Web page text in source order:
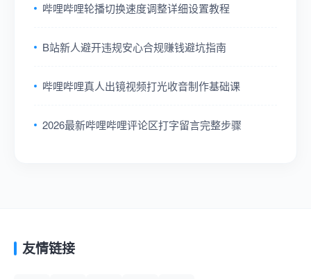
哔哩哔哩轮播切换速度调整详细设置教程
B站新人避开违规安心合规赚钱避坑指南
哔哩哔哩真人出镜视频打光收音制作基础课
2026最新哔哩哔哩评论区打字留言完整步骤
友情链接